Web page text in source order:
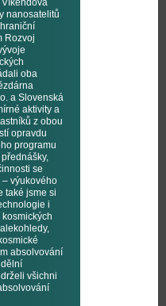
nanosatelitů
Rozvoj
oba
a Slovenská
aktivity a
z obou
opravdu
programu
se
výukového
také jsme si
i
absolvování
všichni